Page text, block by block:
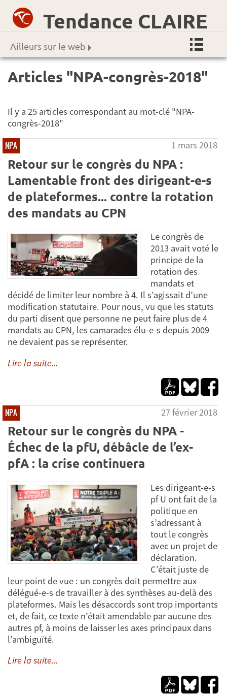
Tendance CLAIRE
Ailleurs sur le web
Articles "NPA-congrès-2018"
Il y a 25 articles correspondant au mot-clé "NPA-
congrès-2018"
NPA 1 mars 2018
Retour sur le congrès du NPA :
Lamentable front des dirigeant-e-s
de plateformes... contre la rotation
des mandats au CPN
Le congrès de
2013 avait voté le
principe de la
rotation des
mandats et
décidé de limiter leur nombre à 4. Il s’agissait d’une
modification statutaire. Pour nous, vu que les statuts
du parti disent que personne ne peut faire plus de 4
mandats au CPN, les camarades élu-e-s depuis 2009
ne devaient pas se représenter.
Lire la suite...
NPA 27 février 2018
Retour sur le congrès du NPA -
Échec de la pfU, débâcle de l’ex-
pfA : la crise continuera
Les dirigeant-e-s
pf U ont fait de la
politique en
s’adressant à
tout le congrès
avec un projet de
déclaration.
C’était juste de
leur point de vue : un congrès doit permettre aux
délégué-e-s de travailler à des synthèses au-delà des
plateformes. Mais les désaccords sont trop importants
et, de fait, ce texte n’était amendable par aucune des
autres pf, à moins de laisser les axes principaux dans
l’ambiguïté.
Lire la suite...